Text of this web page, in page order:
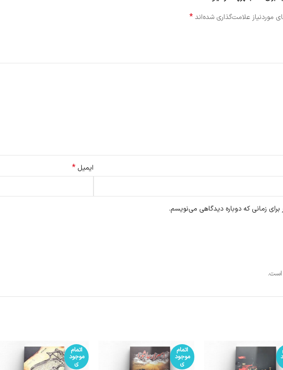
است.
علامت‌گذاری شده‌اند*
ایمیل*
زمانی که دوباره دیدگاهی می‌نویسم.
اتمام
موجود
ی
اتمام
موجود
ی